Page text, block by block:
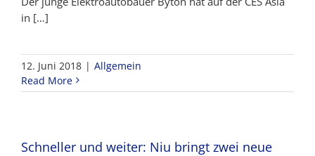
in […]
12. Juni 2018 | Allgemein
Read More
Schneller und weiter: Niu bringt zwei neue